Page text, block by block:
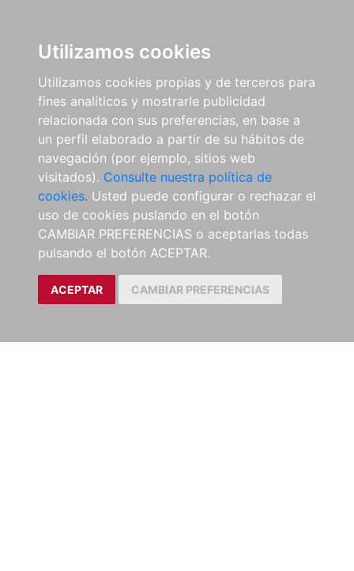
Utilizamos cookies
Utilizamos cookies propias y de terceros para
fines analíticos y mostrarle publicidad
relacionada con sus preferencias, en base a
un perfil elaborado a partir de su hábitos de
navegación (por ejemplo, sitios web
visitados). Consulte nuestra política de
cookies. Usted puede configurar o rechazar el
uso de cookies puslando en el botón
CAMBIAR PREFERENCIAS o aceptarlas todas
pulsando el botón ACEPTAR.
ACEPTAR CAMBIAR PREFERENCIAS